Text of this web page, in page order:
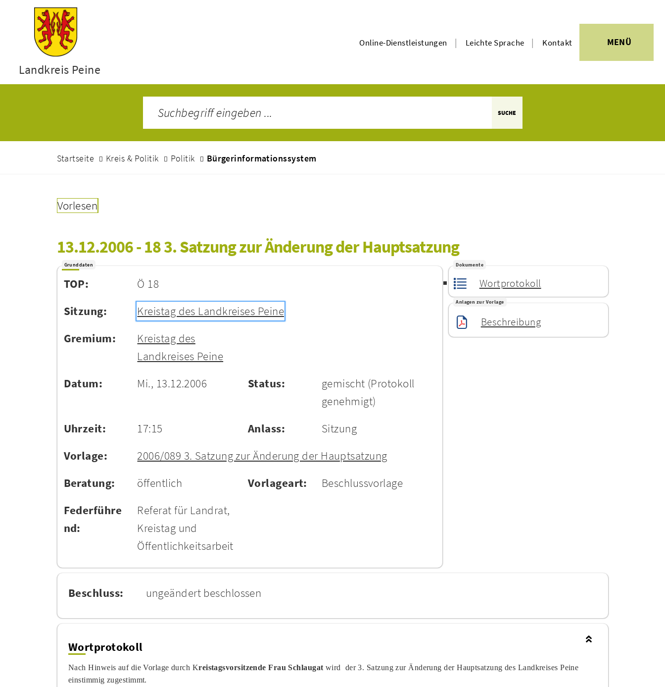
Landkreis Peine
Online-Dienstleistungen | Leichte Sprache | Kontakt MENÜ
SUCHE
Startseite Kreis & Politik Politik Bürgerinformationssystem
Vorlesen
13.12.2006 - 18 3. Satzung zur Änderung der Hauptsatzung
Grunddaten
TOP:
Ö 18
Sitzung:
Kreistag des Landkreises Peine
Gremium:
Kreistag des
Landkreises Peine
Datum:
Mi., 13.12.2006 Status: gemischt (Protokoll
genehmigt)
Uhrzeit:
17:15 Anlass:
Sitzung
Vorlage:
2006/089 3. Satzung zur Änderung der Hauptsatzung
Beratung:
öffentlich Vorlageart:
Beschlussvorlage
Federführe
nd:
Referat für Landrat,
Kreistag und
Öffentlichkeitsarbeit
Dokumente
Wortprotokoll
Anlagen zur Vorlage
Beschreibung
Beschluss: ungeändert beschlossen
Wortprotokoll
Nach Hinweis auf die Vorlage durch Kreistagsvorsitzende Frau Schlaugat wird der 3. Satzung zur Änderung der Hauptsatzung des Landkreises Peine
einstimmig zugestimmt.